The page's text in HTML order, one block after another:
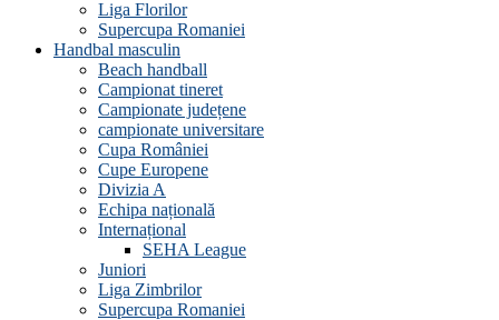
Liga Florilor
Supercupa Romaniei
Handbal masculin
Beach handball
Campionat tineret
Campionate județene
campionate universitare
Cupa României
Cupe Europene
Divizia A
Echipa națională
Internațional
SEHA League
Juniori
Liga Zimbrilor
Supercupa Romaniei